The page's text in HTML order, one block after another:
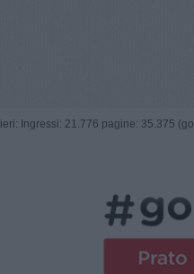
ieri: Ingressi: 21.776 pagine: 35.375